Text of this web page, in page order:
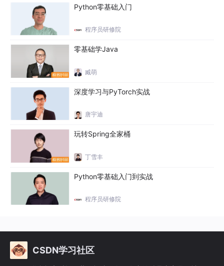
9 centos8防火墙管理
5分12秒 2021-04-13
centos8创建用户和用户组
5分39秒 2021-04-13
11 centos8配置ssh免密登录
9分46秒 2021-04-13
12 centos8设置用户sudo权限
5分15秒 2021-04-13
Centos8虚拟机克隆
1 克隆centos8虚拟机（1）
9分56秒 2021-04-13
Python零基础入门
程序员研修院
零基础学Java
臧萌
深度学习与PyTorch实战
唐宇迪
玩转Spring全家桶
丁雪丰
Python零基础入门到实战
程序员研修院
CSDN学习社区